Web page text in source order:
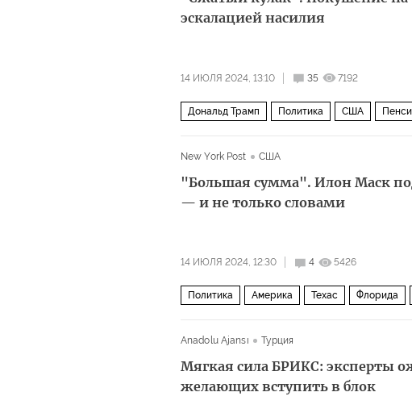
эскалацией насилия
14 ИЮЛЯ 2024, 13:10 35 7192
Дональд Трамп Политика США
New York Post США
"Большая сумма". Илон Маск
— и не только словами
14 ИЮЛЯ 2024, 12:30 4 5426
Политика Америка Техас Флорида
Anadolu Ajansı Турция
Мягкая сила БРИКС: эксперты
желающих вступить в блок